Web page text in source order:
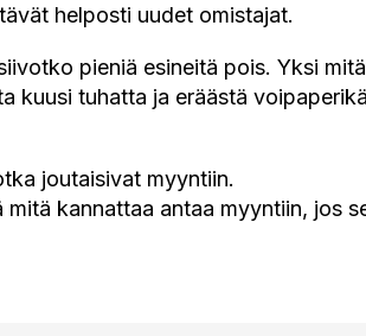
helposti uudet omistajat.
pieniä esineitä pois. Yksi
kuusi tuhatta ja eräästä
joutaisivat myyntiin.
kannattaa antaa myyntiin, jos